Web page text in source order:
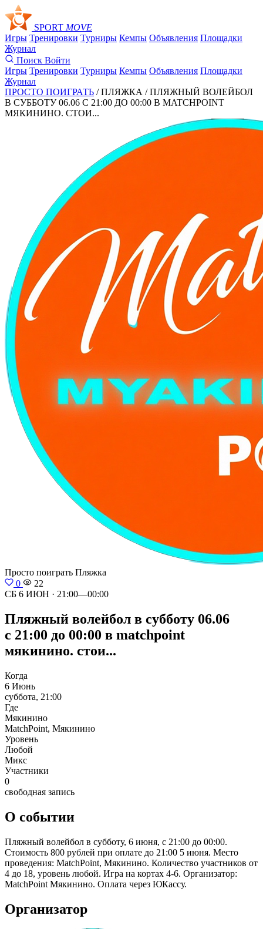
SPORT MOVE
Игры Тренировки Турниры Кемпы Объявления Площадки
Журнал
Поиск Войти
Игры Тренировки Турниры Кемпы Объявления Площадки
Журнал
ПРОСТО ПОИГРАТЬ / ПЛЯЖКА /ПЛЯЖНЫЙ ВОЛЕЙБОЛ
В СУББОТУ 06.06 С 21:00 ДО 00:00 В MATCHPOINT
МЯКИНИНО. СТОИ...
Просто поиграть Пляжка
0
22
СБ 6 ИЮН · 21:00—00:00
Пляжный волейбол в субботу 06.06
с 21:00 до 00:00 в matchpoint
мякинино. стои...
Когда
6 Июнь
суббота, 21:00
Где
Мякинино
MatchPoint, Мякинино
Уровень
Любой
Микс
Участники
0
свободная запись
О событии
Пляжный волейбол в субботу, 6 июня, с 21:00 до 00:00.
Стоимость 800 рублей при оплате до 21:00 5 июня. Место
проведения: MatchPoint, Мякинино. Количество участников от
4 до 18, уровень любой. Игра на кортах 4-6. Организатор:
MatchPoint Мякинино. Оплата через ЮКассу.
Организатор